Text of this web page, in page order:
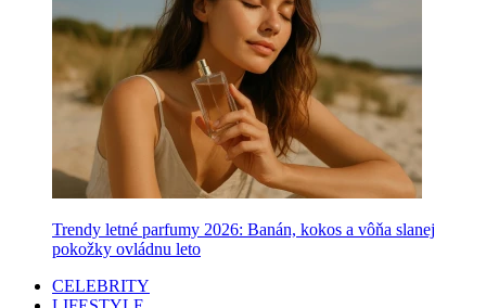
Trendy letné parfumy 2026: Banán, kokos a vôňa slanej
pokožky ovládnu leto
CELEBRITY